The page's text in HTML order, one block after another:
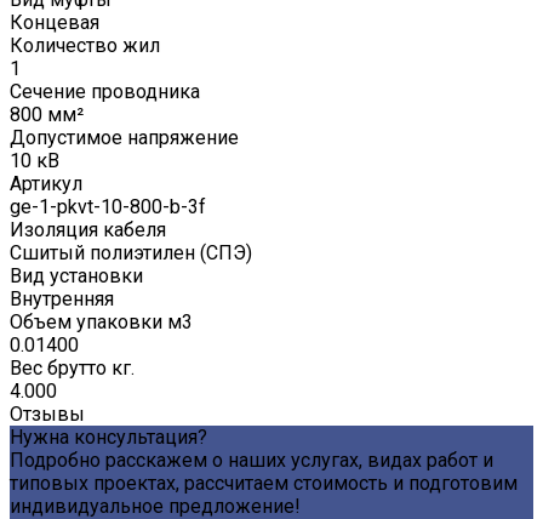
Концевая
Количество жил
1
Сечение проводника
800 мм²
Допустимое напряжение
10 кВ
Артикул
ge-1-pkvt-10-800-b-3f
Изоляция кабеля
Сшитый полиэтилен (СПЭ)
Вид установки
Внутренняя
Объем упаковки м3
0.01400
Вес брутто кг.
4.000
Отзывы
Нужна консультация?
Подробно расскажем о наших услугах, видах работ и
типовых проектах, рассчитаем стоимость и подготовим
индивидуальное предложение!